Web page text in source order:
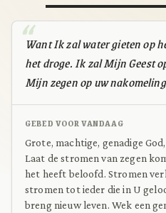
Want Ik zal water gieten op
het droge. Ik zal Mijn Geest
Mijn zegen op uw
GEBED VOOR VANDAAG
Grote, machtige, genadige
Laat de stromen van zegen
het heeft beloofd. Stromen
stromen tot ieder die in U
breng nieuw leven. Wek een